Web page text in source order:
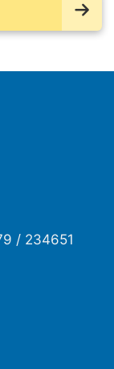
/ 234651